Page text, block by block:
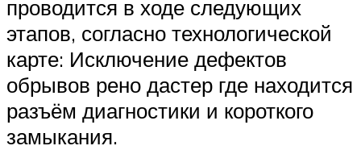
проводится в ходе следующих
этапов, согласно технологической
карте: Исключение дефектов
обрывов рено дастер где находится
разъём диагностики и короткого
замыкания.